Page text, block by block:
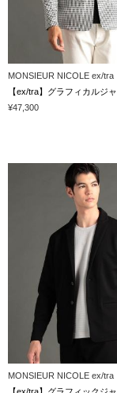
MONSIEUR NICOLE ex/tra
¥47,300
MONSIEUR NICOLE ex/tra